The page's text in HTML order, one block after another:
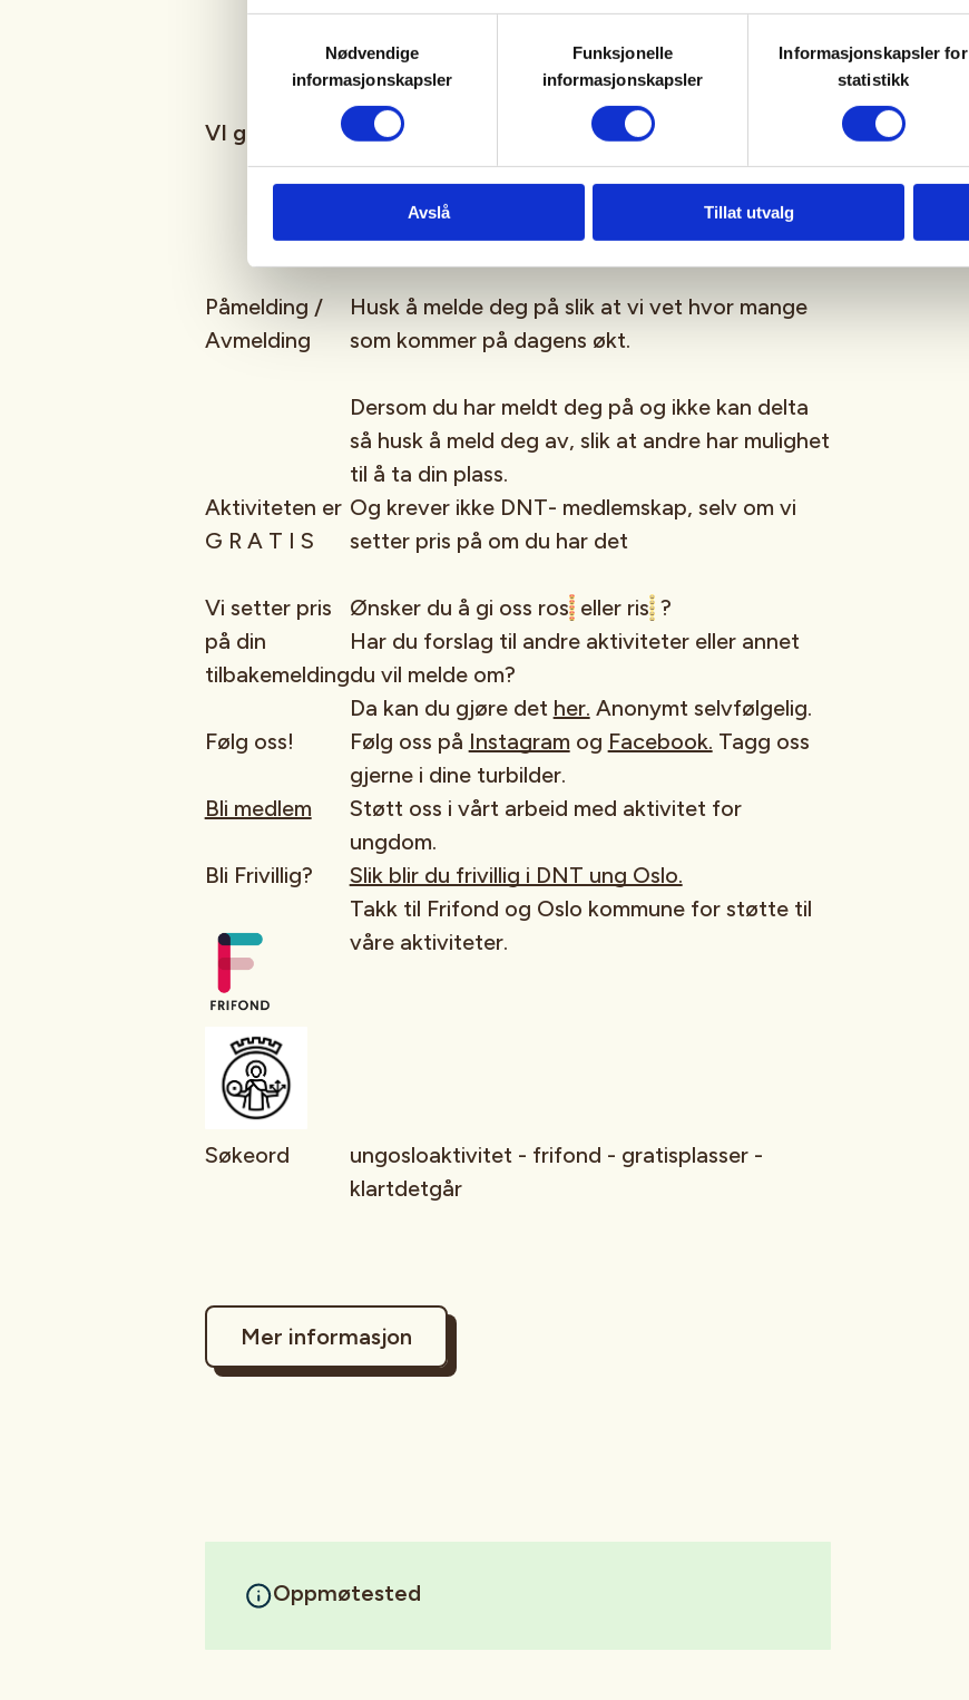
Nødvendige
informasjonskapsler
Funksjonelle
informasjonskapsler
Informasjonskapsler for
statistikk
Avslå Tillat utvalg
VI gleder oss til å se deg i buldreveggen!
Påmelding /
Avmelding
Husk å melde deg på slik at vi vet hvor mange
som kommer på dagens økt.
Dersom du har meldt deg på og ikke kan delta
så husk å meld deg av, slik at andre har mulighet
til å ta din plass.
Aktiviteten er
G R A T I S
Og krever ikke DNT- medlemskap, selv om vi
setter pris på om du har det
Vi setter pris
på din
tilbakemelding
Ønsker du å gi oss ros eller ris ?
Har du forslag til andre aktiviteter eller annet
du vil melde om?
Da kan du gjøre det her. Anonymt selvfølgelig.
Følg oss!
Følg oss på Instagram og Facebook. Tagg oss
gjerne i dine turbilder.
Bli medlem
Støtt oss i vårt arbeid med aktivitet for
ungdom.
Bli Frivillig?
Slik blir du frivillig i DNT ung Oslo.
Takk til Frifond og Oslo kommune for støtte til
våre aktiviteter.
Søkeord
ungosloaktivitet - frifond - gratisplasser -
klartdetgår
Mer informasjon
Oppmøtested